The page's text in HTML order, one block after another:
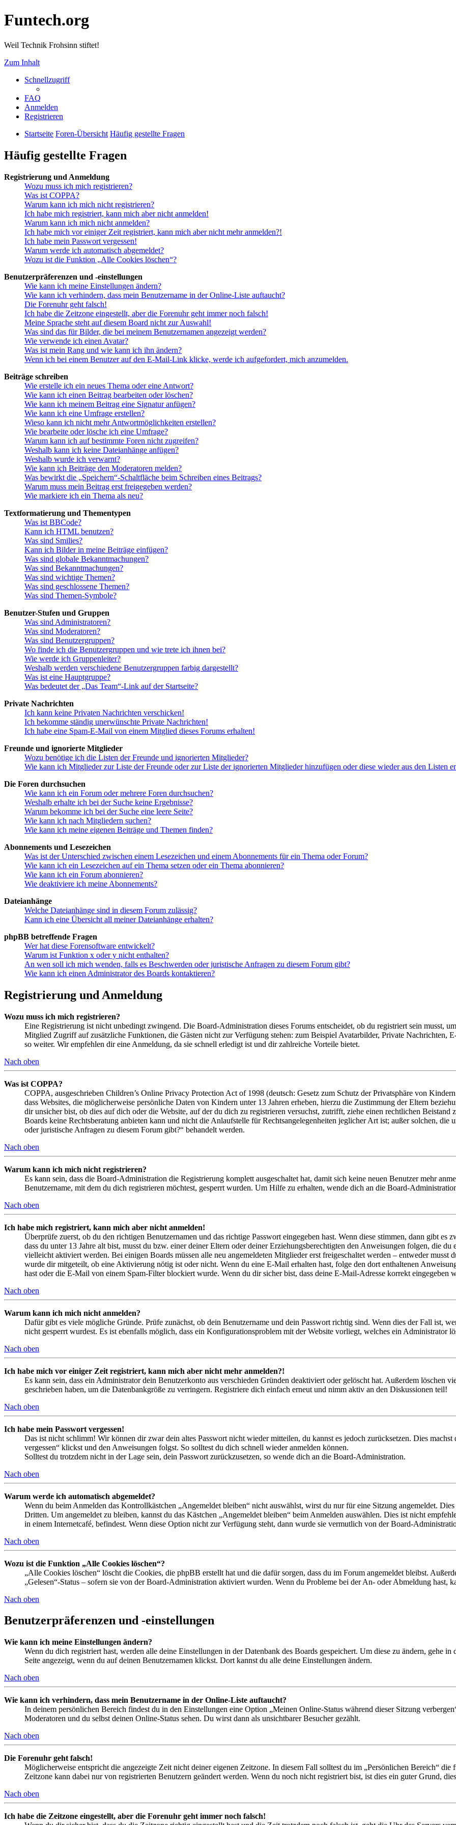
Funtech.org
Weil Technik Frohsinn stiftet!
Zum Inhalt
Schnellzugriff
FAQ
Anmelden
Registrieren
Startseite Foren-Übersicht Häufig gestellte Fragen
Häufig gestellte Fragen
Registrierung und Anmeldung
Wozu muss ich mich registrieren?
Was ist COPPA?
Warum kann ich mich nicht registrieren?
Ich habe mich registriert, kann mich aber nicht anmelden!
Warum kann ich mich nicht anmelden?
Ich habe mich vor einiger Zeit registriert, kann mich aber nicht mehr anmelden?!
Ich habe mein Passwort vergessen!
Warum werde ich automatisch abgemeldet?
Wozu ist die Funktion „Alle Cookies löschen“?
Benutzerpräferenzen und -einstellungen
Wie kann ich meine Einstellungen ändern?
Wie kann ich verhindern, dass mein Benutzername in der Online-Liste auftaucht?
Die Forenuhr geht falsch!
Ich habe die Zeitzone eingestellt, aber die Forenuhr geht immer noch falsch!
Meine Sprache steht auf diesem Board nicht zur Auswahl!
Was sind das für Bilder, die bei meinem Benutzernamen angezeigt werden?
Wie verwende ich einen Avatar?
Was ist mein Rang und wie kann ich ihn ändern?
Wenn ich bei einem Benutzer auf den E-Mail-Link klicke, werde ich aufgefordert, mich anzumelden.
Beiträge schreiben
Wie erstelle ich ein neues Thema oder eine Antwort?
Wie kann ich einen Beitrag bearbeiten oder löschen?
Wie kann ich meinem Beitrag eine Signatur anfügen?
Wie kann ich eine Umfrage erstellen?
Wieso kann ich nicht mehr Antwortmöglichkeiten erstellen?
Wie bearbeite oder lösche ich eine Umfrage?
Warum kann ich auf bestimmte Foren nicht zugreifen?
Weshalb kann ich keine Dateianhänge anfügen?
Weshalb wurde ich verwarnt?
Wie kann ich Beiträge den Moderatoren melden?
Was bewirkt die „Speichern“-Schaltfläche beim Schreiben eines Beitrags?
Warum muss mein Beitrag erst freigegeben werden?
Wie markiere ich ein Thema als neu?
Textformatierung und Thementypen
Was ist BBCode?
Kann ich HTML benutzen?
Was sind Smilies?
Kann ich Bilder in meine Beiträge einfügen?
Was sind globale Bekanntmachungen?
Was sind Bekanntmachungen?
Was sind wichtige Themen?
Was sind geschlossene Themen?
Was sind Themen-Symbole?
Benutzer-Stufen und Gruppen
Was sind Administratoren?
Was sind Moderatoren?
Was sind Benutzergruppen?
Wo finde ich die Benutzergruppen und wie trete ich ihnen bei?
Wie werde ich Gruppenleiter?
Weshalb werden verschiedene Benutzergruppen farbig dargestellt?
Was ist eine Hauptgruppe?
Was bedeutet der „Das Team“-Link auf der Startseite?
Private Nachrichten
Ich kann keine Privaten Nachrichten verschicken!
Ich bekomme ständig unerwünschte Private Nachrichten!
Ich habe eine Spam-E-Mail von einem Mitglied dieses Forums erhalten!
Freunde und ignorierte Mitglieder
Wozu benötige ich die Listen der Freunde und ignorierten Mitglieder?
Wie kann ich Mitglieder zur Liste der Freunde oder zur Liste der ignorierten Mitglieder hinzufügen oder diese wieder aus den Listen
Die Foren durchsuchen
Wie kann ich ein Forum oder mehrere Foren durchsuchen?
Weshalb erhalte ich bei der Suche keine Ergebnisse?
Warum bekomme ich bei der Suche eine leere Seite?
Wie kann ich nach Mitgliedern suchen?
Wie kann ich meine eigenen Beiträge und Themen finden?
Abonnements und Lesezeichen
Was ist der Unterschied zwischen einem Lesezeichen und einem Abonnements für ein Thema oder Forum?
Wie kann ich ein Lesezeichen auf ein Thema setzen oder ein Thema abonnieren?
Wie kann ich ein Forum abonnieren?
Wie deaktiviere ich meine Abonnements?
Dateianhänge
Welche Dateianhänge sind in diesem Forum zulässig?
Kann ich eine Übersicht all meiner Dateianhänge erhalten?
phpBB betreffende Fragen
Wer hat diese Forensoftware entwickelt?
Warum ist Funktion x oder y nicht enthalten?
An wen soll ich mich wenden, falls es Beschwerden oder juristische Anfragen zu diesem Forum gibt?
Wie kann ich einen Administrator des Boards kontaktieren?
Registrierung und Anmeldung
Wozu muss ich mich registrieren?
Eine Registrierung ist nicht unbedingt zwingend. Die Board-Administration dieses Forums entscheidet, ob du registriert sein musst,
Mitglied Zugriff auf zusätzliche Funktionen, die Gästen nicht zur Verfügung stehen: zum Beispiel Avatarbilder, Private Nachrichten,
so weiter. Wir empfehlen dir eine Anmeldung, da sie schnell erledigt ist und dir zahlreiche Vorteile bietet.
Nach oben
Was ist COPPA?
COPPA, ausgeschrieben Children’s Online Privacy Protection Act of 1998 (deutsch: Gesetz zum Schutz der Privatsphäre von
dass Websites, die möglicherweise persönliche Daten von Kindern unter 13 Jahren erheben, hierzu die Zustimmung der Eltern
dir unsicher bist, ob dies auf dich oder die Website, auf der du dich zu registrieren versuchst, zutrifft, ziehe einen rechtlichen
Boards keine Rechtsberatung anbieten kann und nicht die Anlaufstelle für Rechtsangelegenheiten jeglicher Art ist; außer solchen,
oder juristische Anfragen zu diesem Forum gibt?“ behandelt werden.
Nach oben
Warum kann ich mich nicht registrieren?
Es kann sein, dass die Board-Administration die Registrierung komplett ausgeschaltet hat, damit sich keine neuen Benutzer mehr
Benutzername, mit dem du dich registrieren möchtest, gesperrt wurden. Um Hilfe zu erhalten, wende dich an die Board-
Nach oben
Ich habe mich registriert, kann mich aber nicht anmelden!
Überprüfe zuerst, ob du den richtigen Benutzernamen und das richtige Passwort eingegeben hast. Wenn diese stimmen, dann gibt es
dass du unter 13 Jahre alt bist, musst du bzw. einer deiner Eltern oder deiner Erziehungsberechtigten den Anweisungen folgen, die
vielleicht aktiviert werden. Bei einigen Boards müssen alle neu angemeldeten Mitglieder erst freigeschaltet werden – entweder musst
wurde dir mitgeteilt, ob eine Aktivierung nötig ist oder nicht. Wenn du eine E-Mail erhalten hast, folge den dort enthaltenen
hast oder die E-Mail von einem Spam-Filter blockiert wurde. Wenn du dir sicher bist, dass deine E-Mail-Adresse korrekt eingegeben
Nach oben
Warum kann ich mich nicht anmelden?
Dafür gibt es viele mögliche Gründe. Prüfe zunächst, ob dein Benutzername und dein Passwort richtig sind. Wenn dies der Fall ist,
nicht gesperrt wurdest. Es ist ebenfalls möglich, dass ein Konfigurationsproblem mit der Website vorliegt, welches ein Administrator
Nach oben
Ich habe mich vor einiger Zeit registriert, kann mich aber nicht mehr anmelden?!
Es kann sein, dass ein Administrator dein Benutzerkonto aus verschieden Gründen deaktiviert oder gelöscht hat. Außerdem löschen
geschrieben haben, um die Datenbankgröße zu verringern. Registriere dich einfach erneut und nimm aktiv an den Diskussionen teil!
Nach oben
Ich habe mein Passwort vergessen!
Das ist nicht schlimm! Wir können dir zwar dein altes Passwort nicht wieder mitteilen, du kannst es jedoch zurücksetzen. Dies
vergessen“ klickst und den Anweisungen folgst. So solltest du dich schnell wieder anmelden können.
Solltest du trotzdem nicht in der Lage sein, dein Passwort zurückzusetzen, so wende dich an die Board-Administration.
Nach oben
Warum werde ich automatisch abgemeldet?
Wenn du beim Anmelden das Kontrollkästchen „Angemeldet bleiben“ nicht auswählst, wirst du nur für eine Sitzung angemeldet.
Dritten. Um angemeldet zu bleiben, kannst du das Kästchen „Angemeldet bleiben“ beim Anmelden auswählen. Dies ist nicht
in einem Internetcafé, befindest. Wenn diese Option nicht zur Verfügung steht, dann wurde sie vermutlich von der Board-
Nach oben
Wozu ist die Funktion „Alle Cookies löschen“?
„Alle Cookies löschen“ löscht die Cookies, die phpBB erstellt hat und die dafür sorgen, dass du im Forum angemeldet bleibst.
„Gelesen“-Status – sofern sie von der Board-Administration aktiviert wurden. Wenn du Probleme bei der An- oder Abmeldung hast,
Nach oben
Benutzerpräferenzen und -einstellungen
Wie kann ich meine Einstellungen ändern?
Wenn du dich registriert hast, werden alle deine Einstellungen in der Datenbank des Boards gespeichert. Um diese zu ändern, gehe
Seite angezeigt, wenn du auf deinen Benutzernamen klickst. Dort kannst du alle deine Einstellungen ändern.
Nach oben
Wie kann ich verhindern, dass mein Benutzername in der Online-Liste auftaucht?
In deinem persönlichen Bereich findest du in den Einstellungen eine Option „Meinen Online-Status während dieser Sitzung
Moderatoren und du selbst deinen Online-Status sehen. Du wirst dann als unsichtbarer Besucher gezählt.
Nach oben
Die Forenuhr geht falsch!
Möglicherweise entspricht die angezeigte Zeit nicht deiner eigenen Zeitzone. In diesem Fall solltest du im „Persönlichen Bereich“
Zeitzone kann dabei nur von registrierten Benutzern geändert werden. Wenn du noch nicht registriert bist, ist dies ein guter Grund,
Nach oben
Ich habe die Zeitzone eingestellt, aber die Forenuhr geht immer noch falsch!